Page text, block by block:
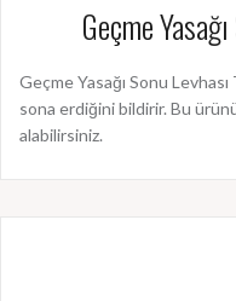
Geçme
Geçme Yasağı Sonu
sona erdiğini bildirir. Bu
alabilirsiniz.